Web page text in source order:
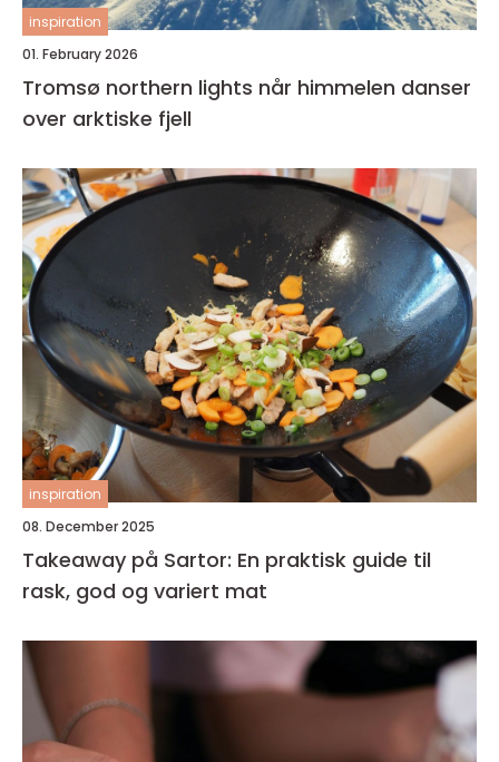
inspiration
01. February 2026
Tromsø northern lights når himmelen danser
over arktiske fjell
inspiration
08. December 2025
Takeaway på Sartor: En praktisk guide til
rask, god og variert mat